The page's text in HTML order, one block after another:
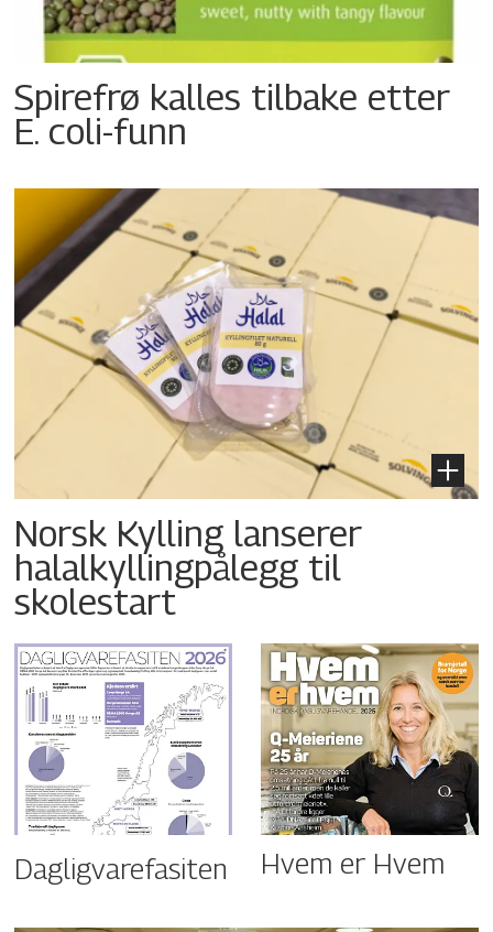
Spirefrø kalles tilbake etter
E. coli-funn
Norsk Kylling lanserer
halalkyllingpålegg til
skolestart
Dagligvarefasiten Hvem er Hvem